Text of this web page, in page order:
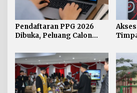
Pendaftaran PPG 2026
Dibuka, Peluang Calon
Sertifikat Pendidik